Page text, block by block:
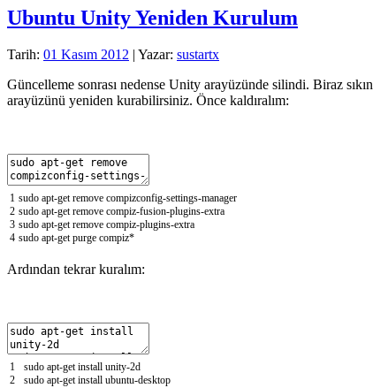
Ubuntu Unity Yeniden Kurulum
Tarih: 01 Kasım 2012 | Yazar: sustartx
Güncelleme sonrası nedense Unity arayüzünde silindi. Biraz
arayüzünü yeniden kurabilirsiniz. Önce kaldıralım:
1
2
3
4
sudo apt-getremove compizconfig-settings-manager
sudo apt-getremove compiz-fusion-plugins-extra
sudo apt-getremove compiz-plugins-extra
sudo apt-getpurge compiz*
Ardından tekrar kuralım:
1
2
sudo apt-getinstall unity-2d
sudo apt-getinstall ubuntu-desktop